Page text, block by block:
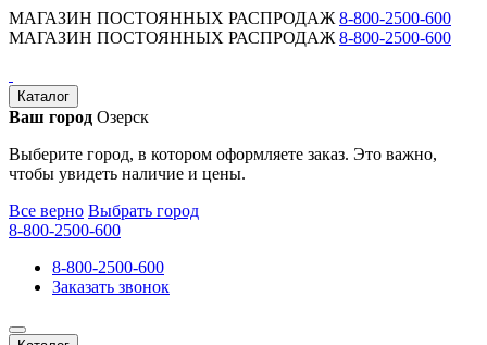
МАГАЗИН ПОСТОЯННЫХ РАСПРОДАЖ 8-800-2500-600
МАГАЗИН ПОСТОЯННЫХ РАСПРОДАЖ 8-800-2500-600
Каталог
Ваш город Озерск
Выберите город, в котором оформляете заказ. Это важно,
чтобы увидеть наличие и цены.
Все верно Выбрать город
8-800-2500-600
8-800-2500-600
Заказать звонок